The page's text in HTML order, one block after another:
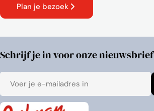
Plan je bezoek
Schrijf je in voor onze nieuwsbrief
mail